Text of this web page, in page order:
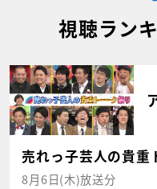
視聴ラン
売れっ子芸人の貴
8月6日(木)放送分